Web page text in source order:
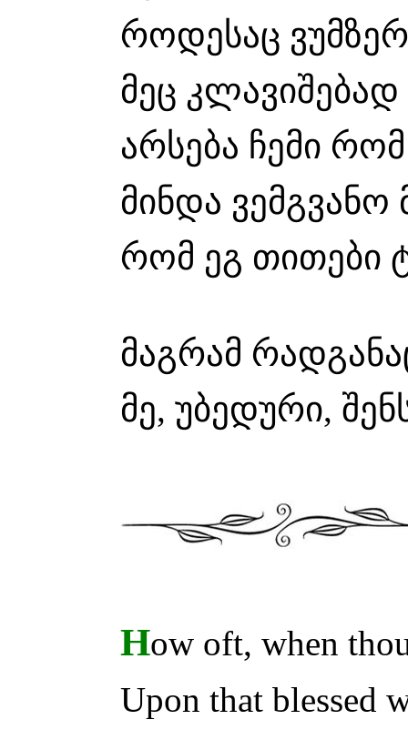
როდესაც ვუმზერ
მეც
არსება ჩემი
მინდა ვემგვანო
რომ ეგ თითები
მაგრამ
მე, უბედური,
How oft, when
Upon that blessed